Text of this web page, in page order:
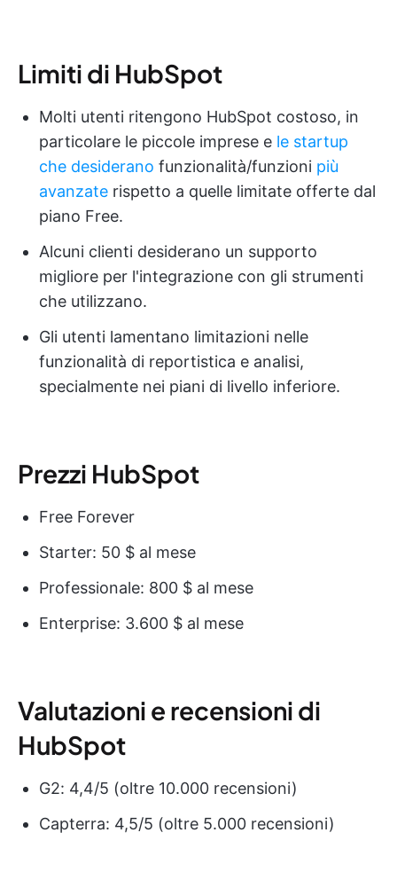
Limiti di HubSpot
Molti utenti ritengono HubSpot costoso, in
particolare le piccole imprese e le startup
che desiderano funzionalità/funzioni più
avanzate rispetto a quelle limitate offerte dal
piano Free.
Alcuni clienti desiderano un supporto
migliore per l'integrazione con gli strumenti
che utilizzano.
Gli utenti lamentano limitazioni nelle
funzionalità di reportistica e analisi,
specialmente nei piani di livello inferiore.
Prezzi HubSpot
Free Forever
Starter: 50 $ al mese
Professionale: 800 $ al mese
Enterprise: 3.600 $ al mese
Valutazioni e recensioni di
HubSpot
G2: 4,4/5 (oltre 10.000 recensioni)
Capterra: 4,5/5 (oltre 5.000 recensioni)